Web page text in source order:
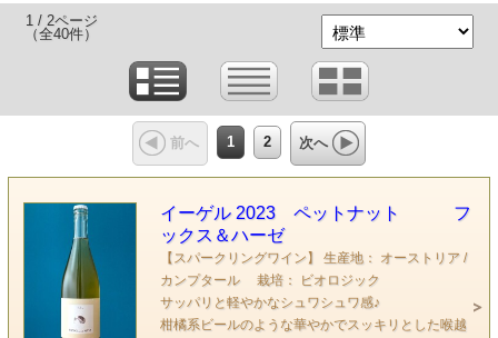
1 / 2ページ
（全40件）
前へ 1 2 次へ
イーゲル 2023 ペットナット フ
ックス＆ハーゼ
【スパークリングワイン】 生産地： オーストリア /
カンプタール 栽培： ビオロジック
サッパリと軽やかなシュワシュワ感♪
柑橘系ビールのような華やかでスッキリとした喉越